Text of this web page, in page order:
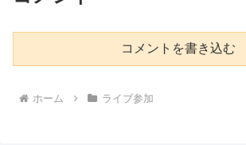
コメントを書き込む
ホーム ライブ参加